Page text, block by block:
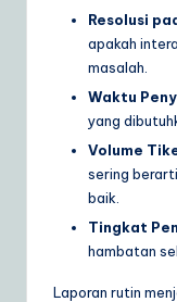
Resolusi
apakah
masalah.
Waktu
yang
Volume
sering
baik.
Tingkat
hambatan
Laporan rutin